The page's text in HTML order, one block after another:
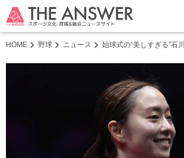
HOME 野球 ニュース 始球式の“美しすぎる”